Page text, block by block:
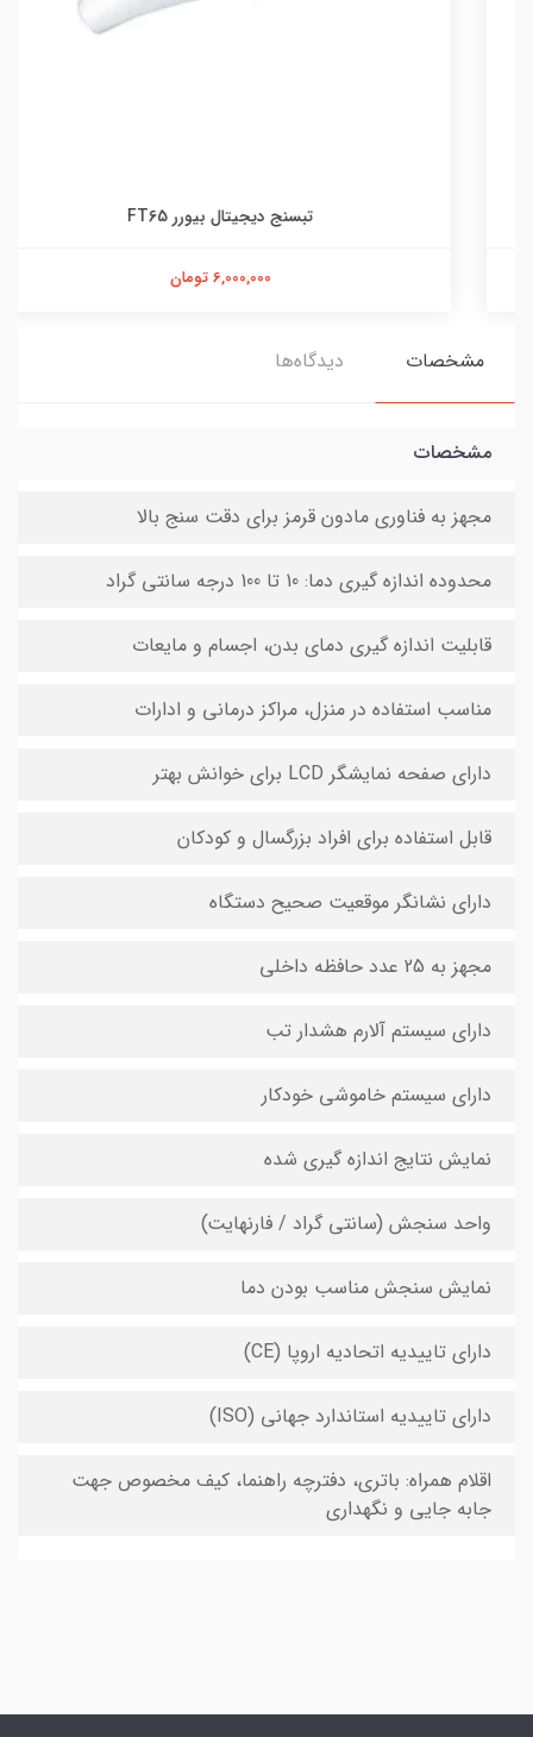
تبسنج دیجیتال بیورر FT65
6,000,000 تومان
مشخصات دیدگاه‌ها
مشخصات
مجهز به فناوری مادون قرمز برای دقت سنج بالا
محدوده اندازه گیری دما: 10 تا 100 درجه سانتی گراد
قابلیت اندازه گیری دمای بدن، اجسام و مایعات
مناسب استفاده در منزل، مراکز درمانی و ادارات
دارای صفحه نمایشگر LCD برای خوانش بهتر
قابل استفاده برای افراد بزرگسال و کودکان
دارای نشانگر موقعیت صحیح دستگاه
مجهز به 25 عدد حافظه داخلی
دارای سیستم آلارم هشدار تب
دارای سیستم خاموشی خودکار
نمایش نتایج اندازه گیری شده
واحد سنجش (سانتی گراد / فارنهایت)
نمایش سنجش مناسب بودن دما
دارای تاییدیه اتحادیه اروپا (CE)
دارای تاییدیه استاندارد جهانی (ISO)
اقلام همراه: باتری، دفترچه راهنما، کیف مخصوص جهت
جابه جایی و نگهداری